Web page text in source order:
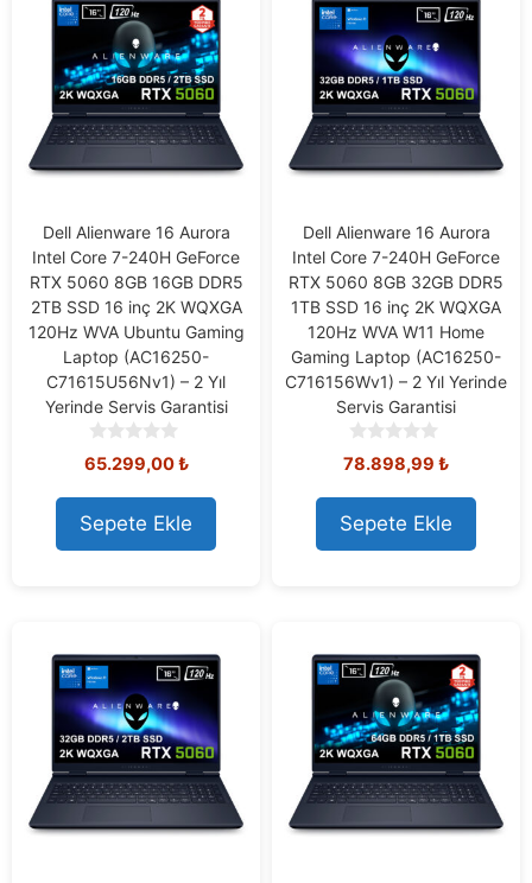
Dell Alienware 16 Aurora
Intel Core 7-240H GeForce
RTX 5060 8GB 16GB DDR5
2TB SSD 16 inç 2K WQXGA
120Hz WVA Ubuntu Gaming
Laptop (AC16250-
C71615U56Nv1) – 2 Yıl
Yerinde Servis Garantisi
0
o
u
t
o
f
65.299,00₺
Sepete Ekle
Dell Alienware 16 Aurora
Intel Core 7-240H GeForce
RTX 5060 8GB 32GB DDR5
1TB SSD 16 inç 2K WQXGA
120Hz WVA W11 Home
Gaming Laptop (AC16250-
C716156Wv1) – 2 Yıl Yerinde
Servis Garantisi
0
o
u
t
o
f
78.898,99 ₺
Sepete Ekle